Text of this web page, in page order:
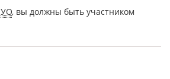
УО, вы должны быть участником